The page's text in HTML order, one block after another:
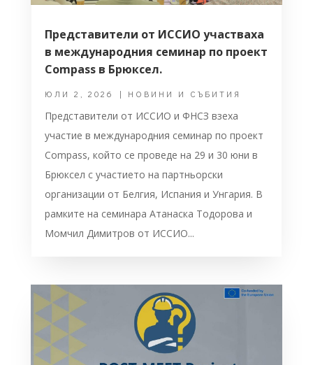
Представители от ИССИО участваха
в международния семинар по проект
Compass в Брюксел.
ЮЛИ 2, 2026 | НОВИНИ И СЪБИТИЯ
Представители от ИССИО и ФНСЗ взеха
участие в международния семинар по проект
Compass, който се проведе на 29 и 30 юни в
Брюксел с участието на партньорски
организации от Белгия, Испания и Унгария. В
рамките на семинара Атанаска Тодорова и
Момчил Димитров от ИССИО...